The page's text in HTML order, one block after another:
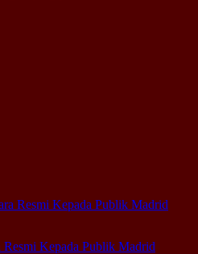
Kepada Publik Madrid